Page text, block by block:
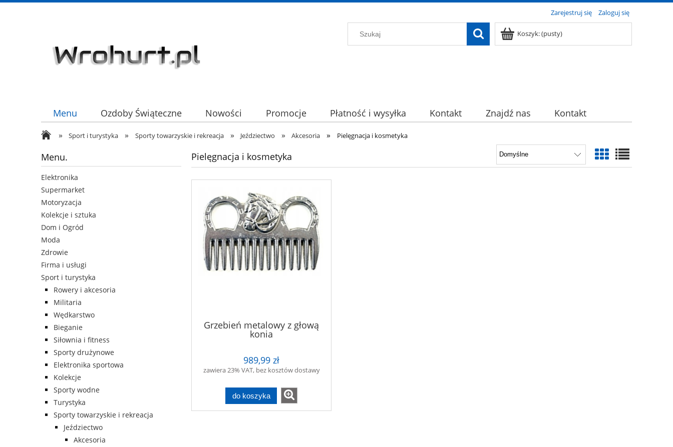
Zarejestruj się Zaloguj się
Koszyk:(pusty)
Menu Ozdoby Świąteczne Nowości Promocje Płatność i wysyłka Kontakt Znajdź nas
Kontakt
HURT
» Sport i turystyka » Sporty towarzyskie i rekreacja » Jeździectwo » Akcesoria » Pielęgnacja i kosmetyka
Menu.
Elektronika
Supermarket
Motoryzacja
Kolekcje i sztuka
Dom i Ogród
Moda
Zdrowie
Firma i usługi
Sport i turystyka
Rowery i akcesoria
Militaria
Wędkarstwo
Bieganie
Siłownia i fitness
Sporty drużynowe
Elektronika sportowa
Kolekcje
Sporty wodne
Turystyka
Sporty towarzyskie i rekreacja
Jeździectwo
Akcesoria
Pielęgnacja i kosmetyka
Grzebień metalowy z głową
konia
989,99 zł
zawiera 23% VAT, bez kosztów dostawy
do koszyka